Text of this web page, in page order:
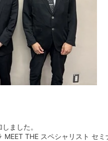
ました。
MEET THE スペシャリスト セミ